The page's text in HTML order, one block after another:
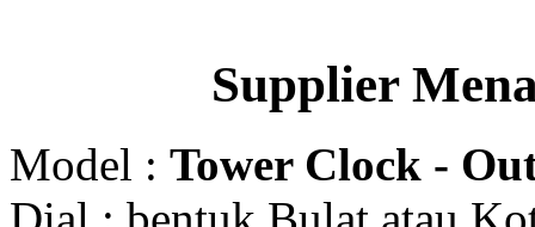
Supplier
Model : Tower Clock -